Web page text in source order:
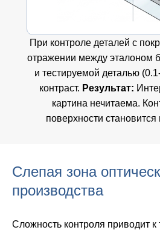
При контроле деталей с
отражении между эталоном
и тестируемой деталью
контраст. Результат:
картина нечитаема.
поверхности
Слепая зона
производства
Сложность контроля приводит к